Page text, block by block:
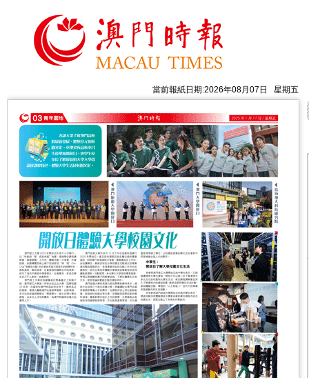
當前報紙日期:2026年08月07日 星期五